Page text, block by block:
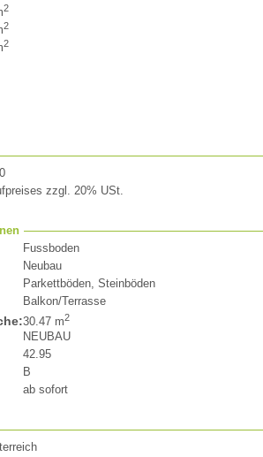
2
2
2
zzgl. 20% USt.
Fussboden
Neubau
Parkettböden, Steinböden
Balkon/Terrasse
30.47 m2
NEUBAU
42.95
B
ab sofort